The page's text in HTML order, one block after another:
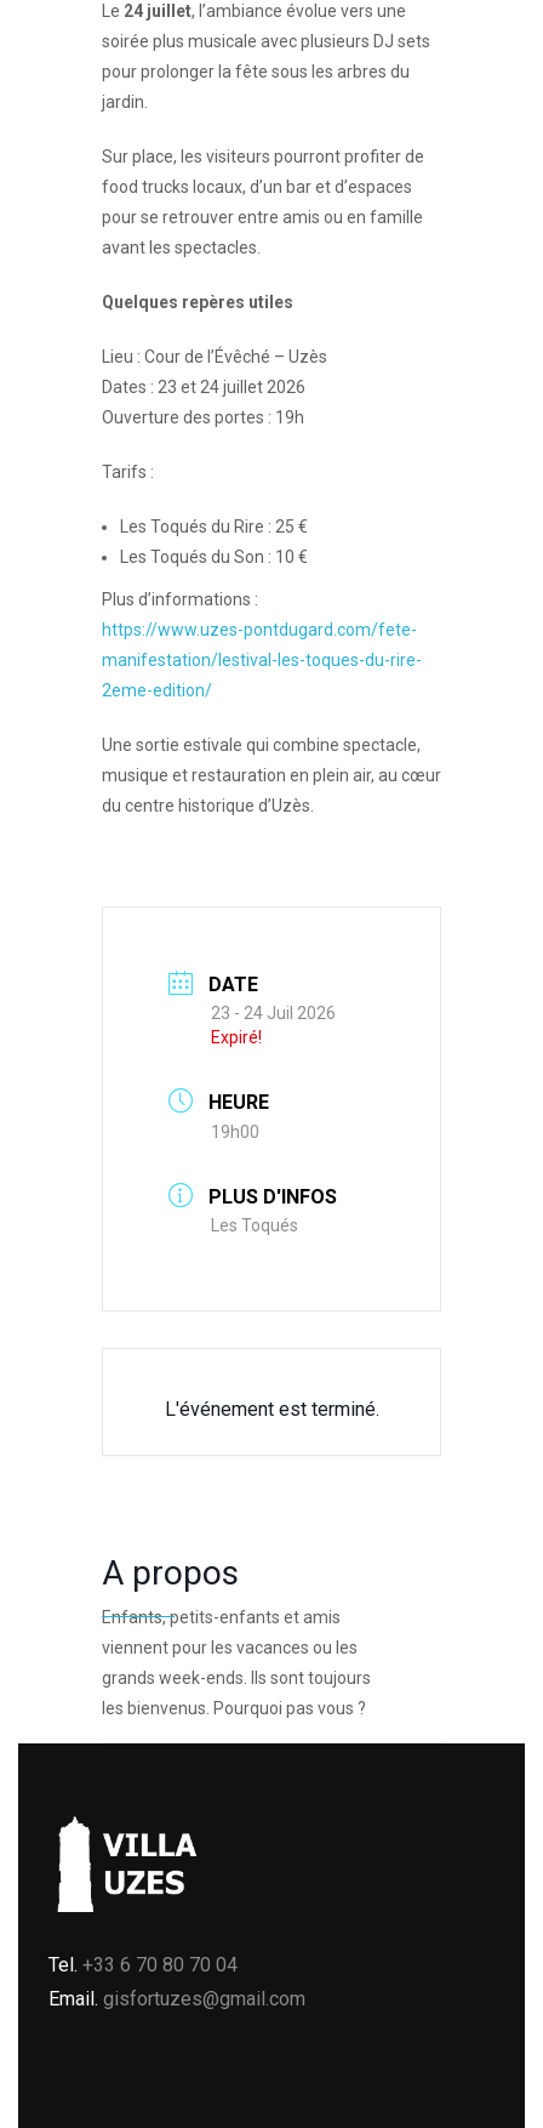
Le 24 juillet, l’ambiance évolue vers une
soirée plus musicale avec plusieurs DJ sets
pour prolonger la fête sous les arbres du
jardin.
Sur place, les visiteurs pourront profiter de
food trucks locaux, d’un bar et d’espaces
pour se retrouver entre amis ou en famille
avant les spectacles.
Quelques repères utiles
Lieu : Cour de l’Évêché – Uzès
Dates : 23 et 24 juillet 2026
Ouverture des portes : 19h
Tarifs :
Les Toqués du Rire : 25 €
Les Toqués du Son : 10 €
Plus d’informations :
https://www.uzes-pontdugard.com/fete-
manifestation/lestival-les-toques-du-rire-
2eme-edition/
Une sortie estivale qui combine spectacle,
musique et restauration en plein air, au cœur
du centre historique d’Uzès.
DATE
23 - 24 Juil 2026
Expiré!
HEURE
19h00
PLUS D'INFOS
Les Toqués
L'événement est terminé.
A propos
Enfants, petits-enfants et amis
viennent pour les vacances ou les
grands week-ends. Ils sont toujours
les bienvenus. Pourquoi pas vous ?
Tel. +33 6 70 80 70 04
Email. gisfortuzes@gmail.com